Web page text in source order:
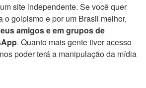
site independente. Se você quer
o golpismo e por um Brasil melhor,
amigos e em grupos de
. Quanto mais gente tiver acesso
poder terá a manipulação da mídia